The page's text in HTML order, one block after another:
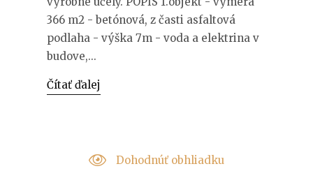
366 m2 - betónová, z časti asfaltová
podlaha - výška 7m - voda a elektrina v
budove,...
Čítať ďalej
Dohodnúť obhliadku